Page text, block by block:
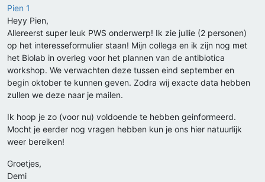
Pien 1
Heyy Pien,
Allereerst super leuk PWS onderwerp! Ik zie jullie (2 personen)
op het interesseformulier staan! Mijn collega en ik zijn nog met
het Biolab in overleg voor het plannen van de antibiotica
workshop. We verwachten deze tussen eind september en
begin oktober te kunnen geven. Zodra wij exacte data hebben
zullen we deze naar je mailen.
Ik hoop je zo (voor nu) voldoende te hebben geinformeerd.
Mocht je eerder nog vragen hebben kun je ons hier natuurlijk
weer bereiken!
Groetjes,
Demi